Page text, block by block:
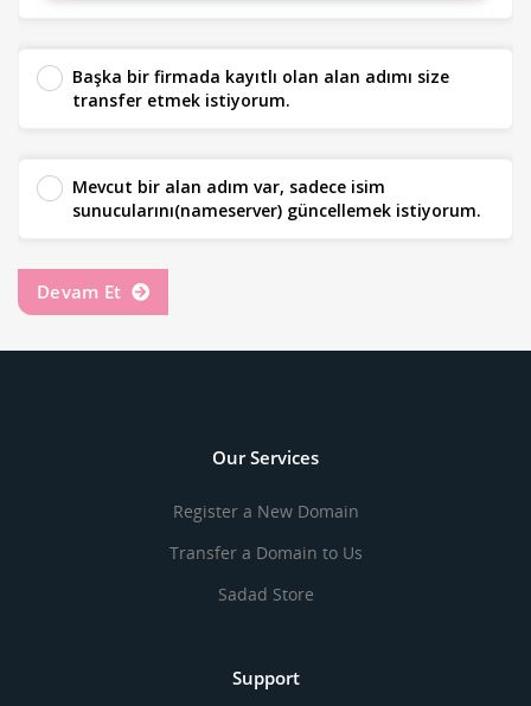
Başka bir firmada kayıtlı olan alan adımı size
transfer etmek istiyorum.
Mevcut bir alan adım var, sadece isim
sunucularını(nameserver) güncellemek istiyorum.
Our Services
Register a New Domain
Transfer a Domain to Us
Sadad Store
Support